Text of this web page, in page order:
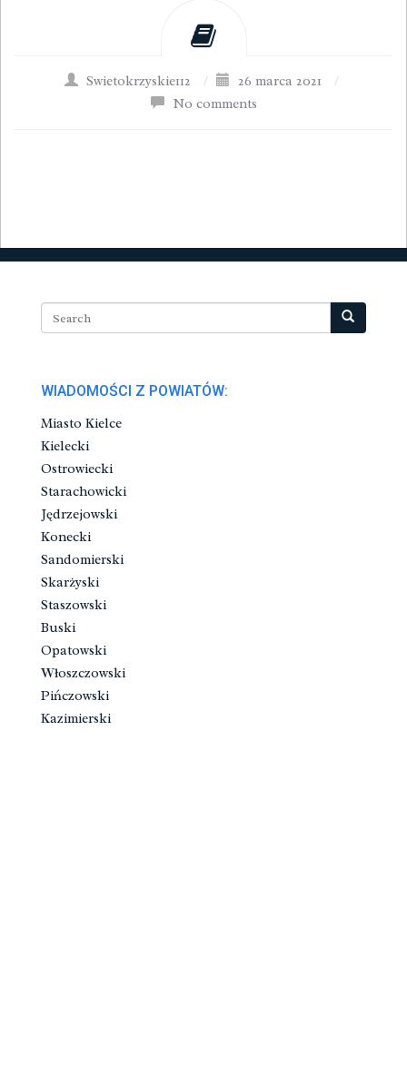
Swietokrzyskie112 / 26 marca 2021
/
No comments
WIADOMOŚCI Z POWIATÓW:
Miasto Kielce
Kielecki
Ostrowiecki
Starachowicki
Jędrzejowski
Konecki
Sandomierski
Skarżyski
Staszowski
Buski
Opatowski
Włoszczowski
Pińczowski
Kazimierski